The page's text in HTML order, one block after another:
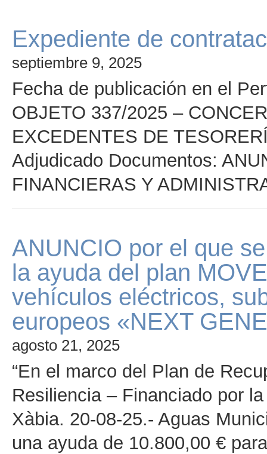
Expediente de
septiembre 9, 2025
Fecha de publicación en el
OBJETO 337/2025 –
EXCEDENTES DE
Adjudicado Documentos:
FINANCIERAS Y
ANUNCIO por el que
la ayuda del plan
vehículos eléctricos,
europeos «NEXT
agosto 21, 2025
“En el marco del Plan de
Resiliencia – Financiado por
Xàbia. 20-08-25.- Aguas
una ayuda de 10.800,00 €